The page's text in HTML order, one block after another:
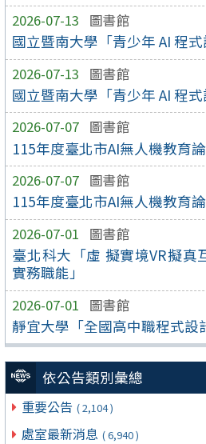
2026-07-13 圖書館
國立暨南大學「青少年 AI 程式
2026-07-13 圖書館
國立暨南大學「青少年 AI 程式
2026-07-07 圖書館
115年度臺北市AI無人機教育
2026-07-07 圖書館
115年度臺北市AI無人機教育
2026-07-01 圖書館
臺北科大「虛 擬實境VR擬真
實務職能」
2026-07-01 圖書館
靜宜大學「全國高中職程式設
依公告類別彙總
重要公告 ( 2,104 )
處室最新消息 ( 6,940 )